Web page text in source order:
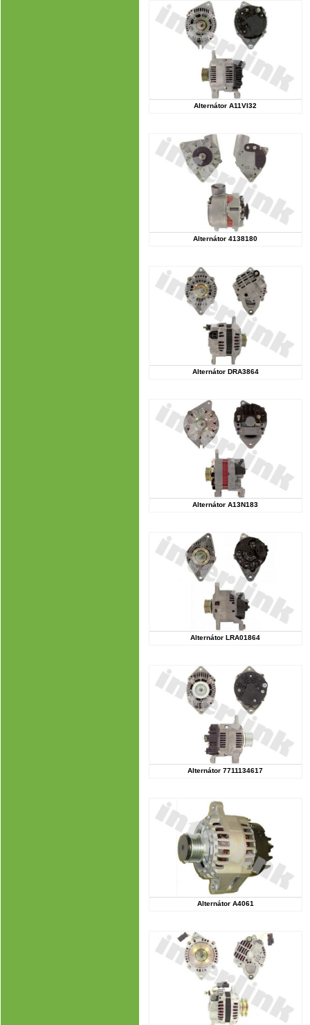
Alternátor A11VI32
Alternátor 4138180
Alternátor DRA3864
Alternátor A13N183
Alternátor LRA01864
Alternátor 7711134617
Alternátor A4061